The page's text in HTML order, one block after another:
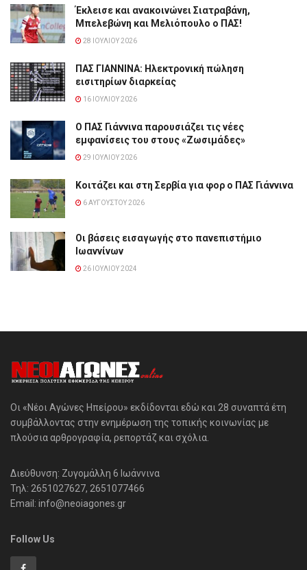
Έκλεισε και ανακοινώνει Σιατραβάνη,
Μπελεβώνη και Μελιόπουλο ο ΠΑΣ!
28 ΙΟΥΛΊΟΥ 2026
ΠΑΣ ΓΙΑΝΝΙΝΑ: Hλεκτρονική πώληση
εισιτηρίων διαρκείας
16 ΙΟΥΛΊΟΥ 2026
Ο ΠΑΣ Γιάννινα παρουσιάζει τις νέες
εμφανίσεις του στους «Ζωσιμάδες»
29 ΙΟΥΛΊΟΥ 2026
Κοιτάζει και στη Σερβία για φορ ο ΠΑΣ Γιάννινα
6 ΑΥΓΟΎΣΤΟΥ 2026
Οι βάσεις εισαγωγής στο πανεπιστήμιο
Ιωαννίνων
26 ΙΟΥΛΊΟΥ 2024
Οι «Νέοι Αγώνες Ηπείρου» εκδίδονται εδώ και 28 συναπτά έτη
συμβάλλοντας στην ενημέρωση της τοπικής κοινωνίας με
πλούσια αρθρογραφία, ρεπορτάζ και σχόλια.
Διεύθυνση: Ζυγομάλλη 6 Ιωάννινα
Τηλ: 2651027627, 2651077466
Email: info@neoiagones.gr
Follow Us